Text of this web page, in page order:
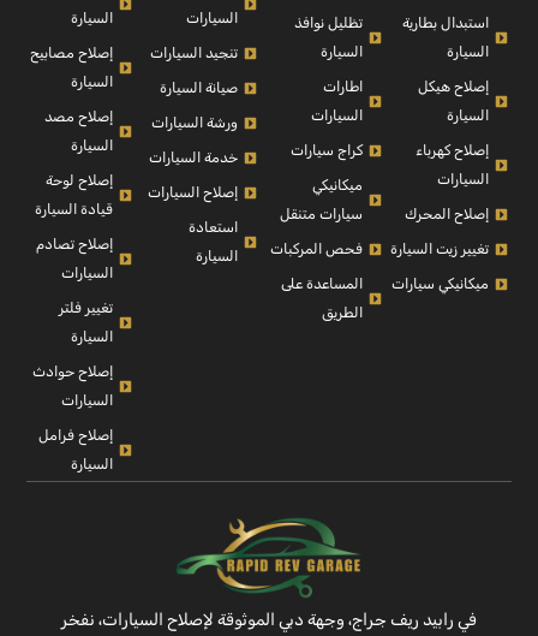
استبدال بطارية
السيارة
إصلاح هيكل
السيارة
إصلاح كهرباء
السيارات
إصلاح المحرك
تغيير زيت السيارة
ميكانيكي سيارات
تظليل نوافذ
السيارة
اطارات
السيارات
كراج سيارات
ميكانيكي
سيارات متنقل
فحص المركبات
المساعدة على
الطريق
السيارات
تنجيد السيارات
صيانة السيارة
ورشة السيارات
خدمة السيارات
إصلاح السيارات
استعادة
السيارة
السيارة
إصلاح مصابيح
السيارة
إصلاح مصد
السيارة
إصلاح لوحة
قيادة السيارة
إصلاح تصادم
السيارات
تغيير فلتر
السيارة
إصلاح حوادث
السيارات
إصلاح فرامل
السيارة
في رابيد ريف جراج، وجهة دبي الموثوقة لإصلاح السيارات، نفخر